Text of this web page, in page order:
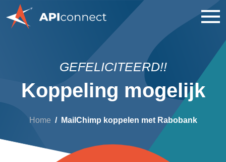
GEFELICITEERD!!
Koppeling mogelijk
Home MailChimp koppelen met Rabobank